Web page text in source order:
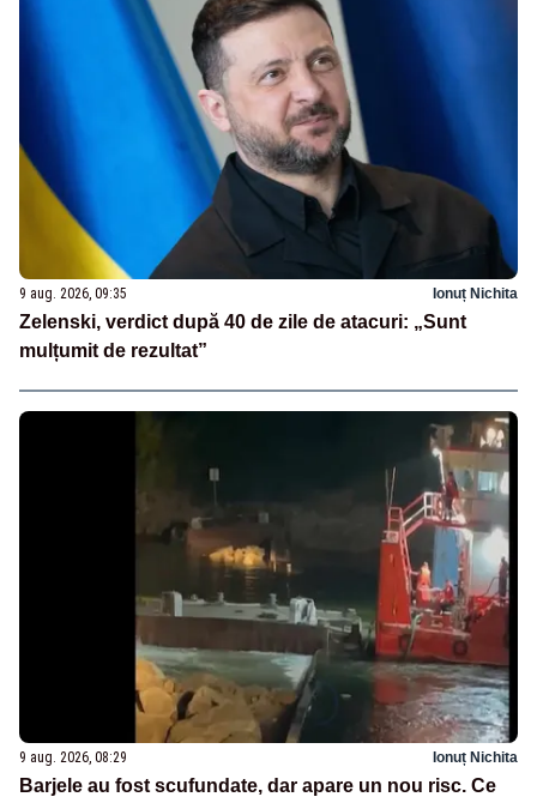
9 aug. 2026, 09:35 Ionuț Nichita
Zelenski, verdict după 40 de zile de atacuri: „Sunt
mulțumit de rezultat”
9 aug. 2026, 08:29 Ionuț Nichita
Barjele au fost scufundate, dar apare un nou risc. Ce